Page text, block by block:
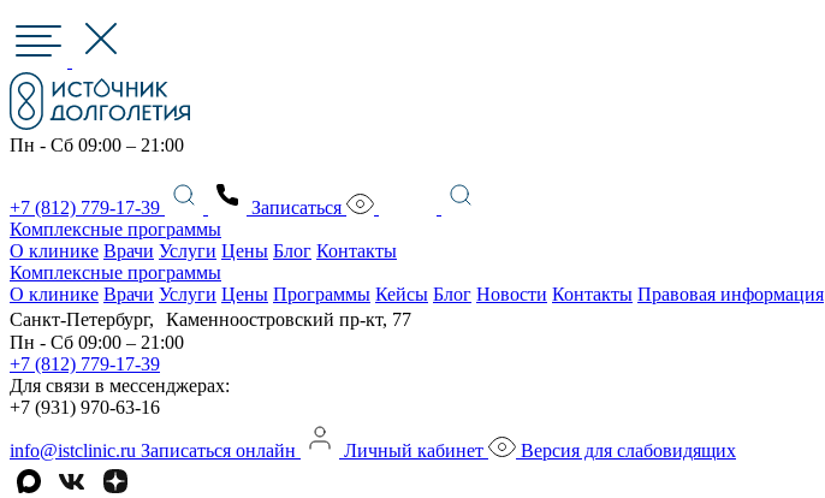
Пн - Сб 09:00 – 21:00
+7 (812) 779-17-39
Записаться
Комплексные программы
О клинике Врачи Услуги Цены Блог Контакты
Комплексные программы
О клинике Врачи Услуги Цены Программы Кейсы Блог Новости Контакты Правовая информация
Санкт-Петербург, Каменноостровский пр-кт, 77
Пн - Сб 09:00 – 21:00
+7 (812) 779-17-39
Для связи в мессенджерах:
+7 (931) 970-63-16
info@istclinic.ru Записаться онлайн Личный кабинет Версия для слабовидящих